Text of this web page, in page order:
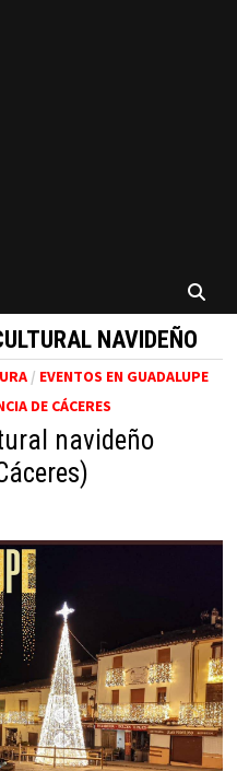
NAVIDEÑO
/ EVENTOS EN GUADALUPE
DE CÁCERES
navideño